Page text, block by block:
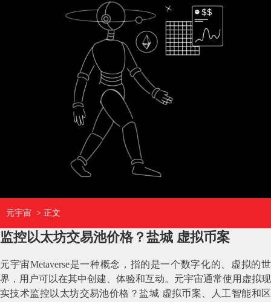
元宇宙 > 正文
监控以太坊交易池价格？盐城 虚拟币案
元宇宙Metaverse是一种概念，指的是一个数字化的、虚拟的世
界，用户可以在其中创建、体验和互动。元宇宙通常使用虚拟现
实技术监控以太坊交易池价格？盐城 虚拟币案、人工智能和区